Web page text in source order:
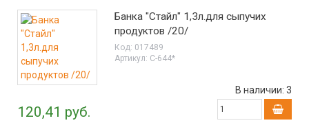
Банка "Стайл" 1,3л.для сыпучих
продуктов /20/
Код: 017489
Артикул: С-644*
120,41 руб.
В наличии: 3